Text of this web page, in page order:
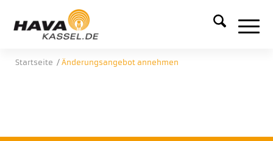
Startseite / Änderungsangebot annehmen